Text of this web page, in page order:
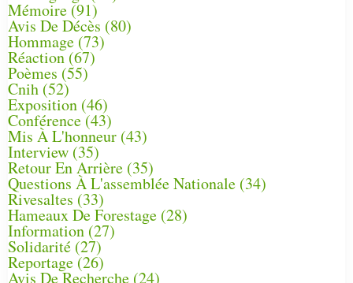
Mémoire (91)
Avis De Décès (80)
Hommage (73)
Réaction(67)
Poèmes (55)
Cnih (52)
Exposition (46)
Conférence(43)
Mis À L'honneur (43)
Interview (35)
Retour En Arrière (35)
Questions À L'assemblée Nationale (34)
Rivesaltes (33)
Hameaux De Forestage (28)
Information (27)
Solidarité (27)
Reportage(26)
Avis De Recherche (24)